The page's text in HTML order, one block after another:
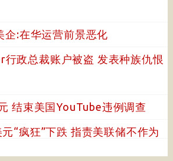
企:在华运营前景恶化
政总裁账户被盗 发表种族仇恨
结束美国YouTube违例调查
“疯狂”下跌 指责美联储不作为